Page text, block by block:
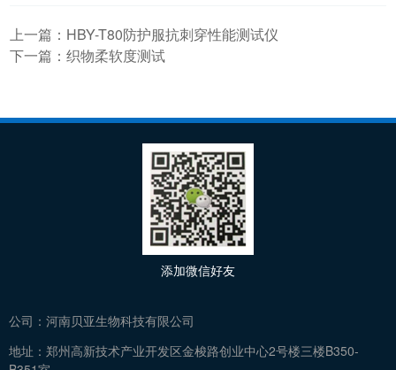
上一篇： HBY-T80防护服抗刺穿性能测试仪
下一篇：织物柔软度测试
公司： 河南贝亚生物科技有限公司
地址： 郑州高新技术产业开发区金梭路创业中心2号楼三楼B350-
添加微信好友